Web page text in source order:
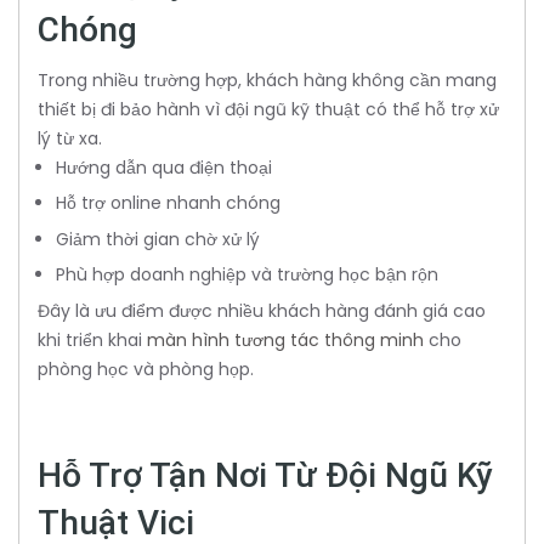
Chóng
Trong nhiều trường hợp, khách hàng không cần mang
thiết bị đi bảo hành vì đội ngũ kỹ thuật có thể hỗ trợ xử
lý từ xa.
Hướng dẫn qua điện thoại
Hỗ trợ online nhanh chóng
Giảm thời gian chờ xử lý
Phù hợp doanh nghiệp và trường học bận rộn
Đây là ưu điểm được nhiều khách hàng đánh giá cao
khi triển khai màn hình tương tác thông minh cho
phòng học và phòng họp.
Hỗ Trợ Tận Nơi Từ Đội Ngũ Kỹ
Thuật Vici